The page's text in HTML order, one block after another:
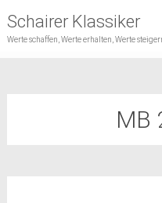
Schairer Klassiker
Werte schaffen, Werte erhalten, Werte
MB